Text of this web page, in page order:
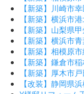
【新築】川崎市
【新築】横浜市
【新築】山梨県
【新築】横浜市
【新築】相模原
【新築】鎌倉市
【新築】厚木市
【改装】静岡県